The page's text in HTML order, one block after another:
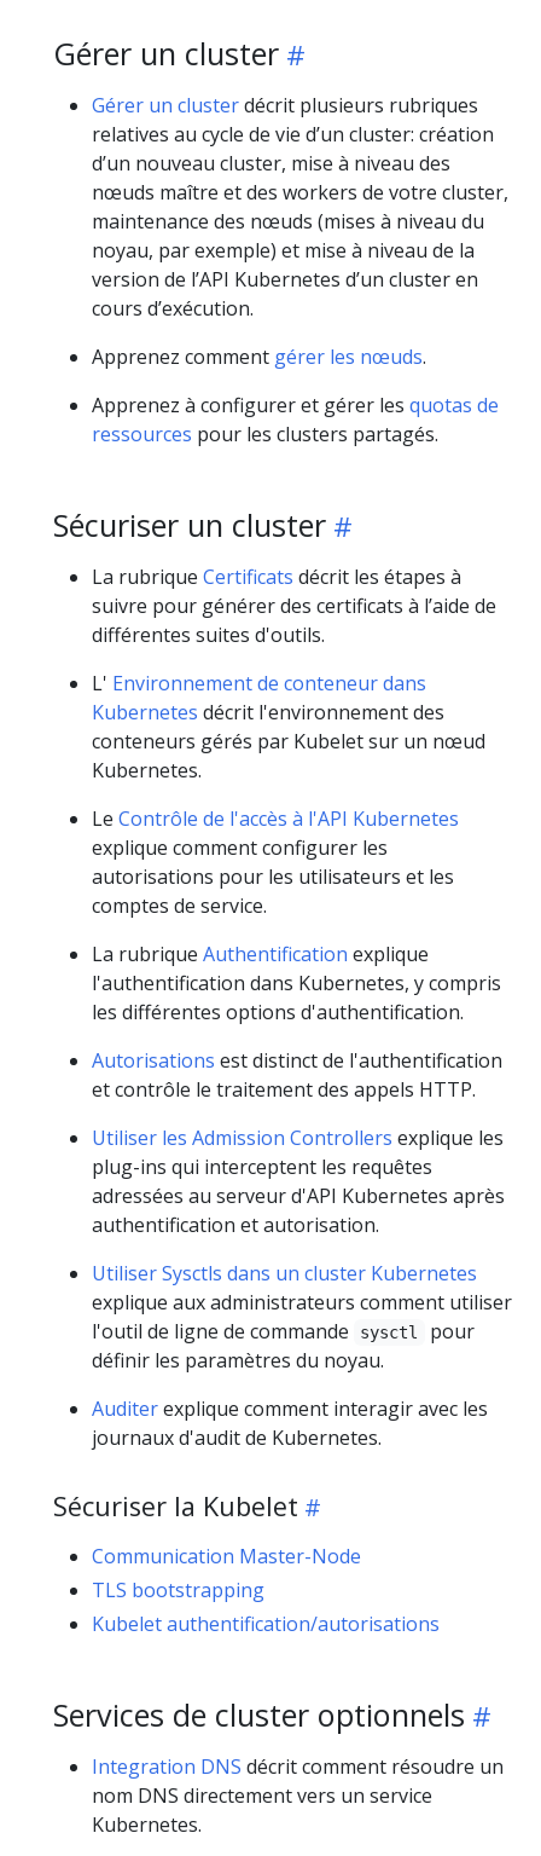
Gérer un cluster
Gérer un clusterdécrit plusieurs rubriques
relatives au cycle de vie d’un cluster: création
d’un nouveau cluster, mise à niveau des
nœuds maître et des workers de votre cluster,
maintenance des nœuds (mises à niveau du
noyau, par exemple) et mise à niveau de la
version de l’API Kubernetes d’un cluster en
cours d’exécution.
Apprenez comment gérer les nœuds.
Apprenez à configurer et gérer les quotas de
ressources pour les clusters partagés.
Sécuriser un cluster
La rubrique Certificats décrit les étapes à
suivre pour générer des certificats à l’aide de
différentes suites d'outils.
L' Environnement de conteneur dans
Kubernetes décrit l'environnement des
conteneurs gérés par Kubelet sur un nœud
Kubernetes.
Le Contrôle de l'accès à l'API Kubernetes
explique comment configurer les
autorisations pour les utilisateurs et les
comptes de service.
La rubrique Authentification explique
l'authentification dans Kubernetes, y compris
les différentes options d'authentification.
Autorisations est distinct de l'authentification
et contrôle le traitement des appels HTTP.
Utiliser les Admission Controllers explique les
plug-ins qui interceptent les requêtes
adressées au serveur d'API Kubernetes après
authentification et autorisation.
Utiliser Sysctls dans un cluster Kubernetes
explique aux administrateurs comment utiliser
l'outil de ligne de commande
sysctl
pour
définir les paramètres du noyau.
Auditerexplique comment interagir avec les
journaux d'audit de Kubernetes.
Sécuriser la Kubelet
Communication Master-Node
TLS bootstrapping
Kubelet authentification/autorisations
Services de cluster optionnels
Integration DNS décrit comment résoudre un
nom DNS directement vers un service
Kubernetes.